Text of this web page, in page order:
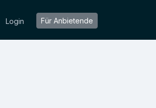
Login Für Anbietende